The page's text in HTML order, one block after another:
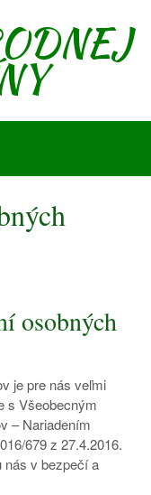
osobných
pre nás veľmi
s Všeobecným
– Nariadením
679 z 27.4.2016.
nás v bezpečí a